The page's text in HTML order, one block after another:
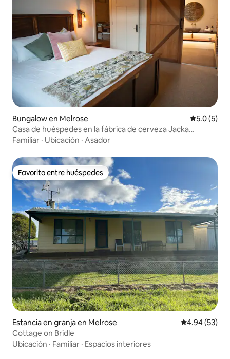
Bungalow en Melrose
5.0 (5)
Casa de huéspedes en la fábrica de cerveza Jacka
Brothers
Familiar · Ubicación · Asador
Favorito entre huéspedes
Favorito entre huéspedes
Estancia en granja en Melrose Calificación
4.94 (53)
Cottage on Bridle
Ubicación · Familiar · Espacios interiores